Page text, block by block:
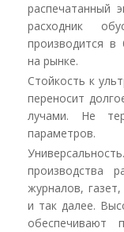
распечатанный
расходник
производится в
на рынке.
Стойкость к
переносит
лучами. Не
параметров.
производства
журналов,
и так далее.
обеспечивают